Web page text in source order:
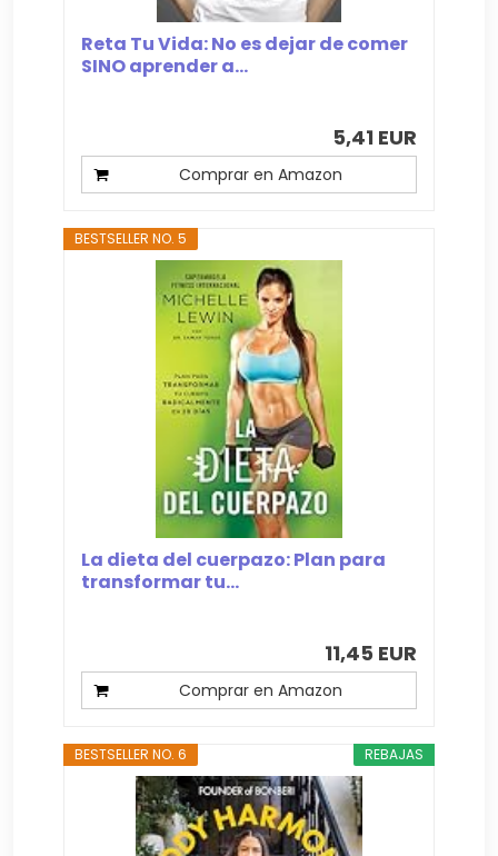
Reta Tu Vida: No es dejar de comer
SINO aprender a...
5,41 EUR
Comprar en Amazon
BESTSELLER NO. 5
La dieta del cuerpazo: Plan para
transformar tu...
11,45 EUR
Comprar en Amazon
REBAJAS
BESTSELLER NO. 6